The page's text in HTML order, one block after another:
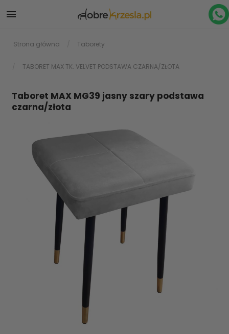

Strona główna Taborety
TABORET MAX TK. VELVET PODSTAWA CZARNA/ZŁOTA
Taboret MAX MG39 jasny szary podstawa
czarna/złota